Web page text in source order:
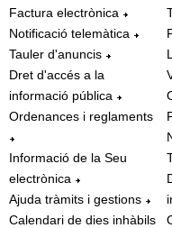
Factura electrònica
Notificació telemàtica
Tauler d'anuncis
Dret d'accés a la
informació pública
Ordenances i reglaments
Informació de la Seu
electrònica
Ajuda tràmits i gestions
Calendari de dies inhàbils